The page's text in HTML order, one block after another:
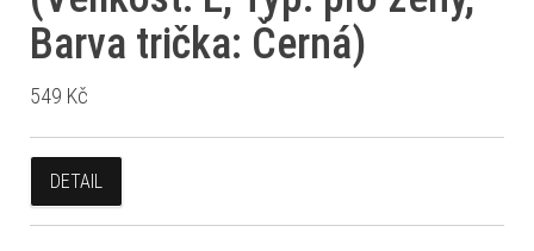
Barva trička: Černá)
549 Kč
DETAIL